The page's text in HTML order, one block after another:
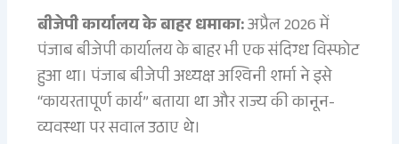
बीजेपी कार्यालय के बाहर धमाका:अप्रैल 2026 में
पंजाब बीजेपी कार्यालय के बाहर भी एक संदिग्ध विस्फोट
हुआ था। पंजाब बीजेपी अध्यक्ष अश्विनी शर्मा ने इसे
“कायरतापूर्ण कार्य” बताया था और राज्य की कानून-
व्यवस्था पर सवाल उठाए थे।